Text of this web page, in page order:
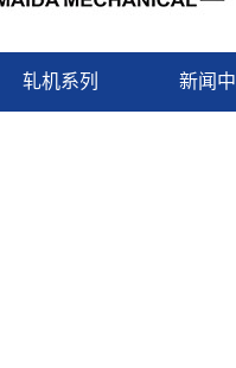
轧机系列 新闻